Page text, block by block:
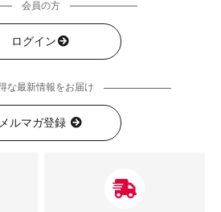
会員の方
ログイン
な最新情報をお届け
メルマガ登録